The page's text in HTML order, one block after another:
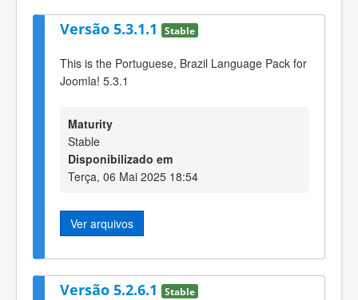
Versão 5.3.1.1 Stable
This is the Portuguese, Brazil Language Pack for
Joomla! 5.3.1
Maturity
Stable
Disponibilizado em
Terça, 06 Mai 2025 18:54
Ver arquivos
Versão 5.2.6.1 Stable